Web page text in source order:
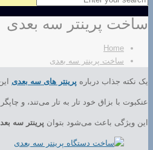
ساخت پرینتر سه بعدی
Home
ساخت پرینتر سه بعدی
یک نکته جذاب درباره پرینتر های سه بعدی
عنکبوت با بزاق خود تار به تار می‌تند، و
این ویژگی باعث می‌شود بتوان پرینتر سه